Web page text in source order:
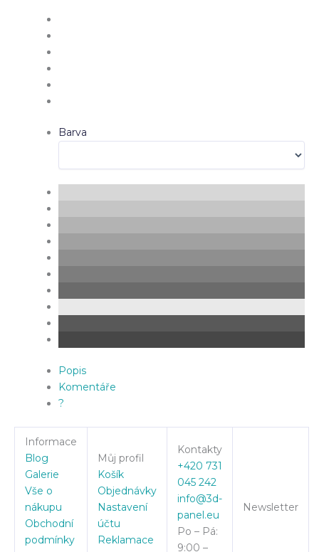
Barva
Popis
Komentáře
?
Informace
Blog
Galerie
Vše o
nákupu
Obchodní
podmínky
Můj profil
Košík
Objednávky
Nastavení
účtu
Reklamace
Kontakty
+420 731
045 242
info@3d-
panel.eu
Po – Pá:
9:00 –
Newsletter